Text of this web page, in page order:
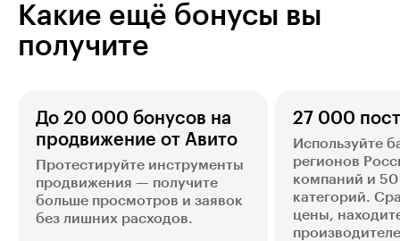
Какие ещё бонусы вы
получите
До 20 000 бонусов на
продвижение от Авито
Протестируйте инструменты
продвижения — получите
больше просмотров и заявок
без лишних расходов.
27 000
Используйте
регионов
компаний и
категорий.
цены,